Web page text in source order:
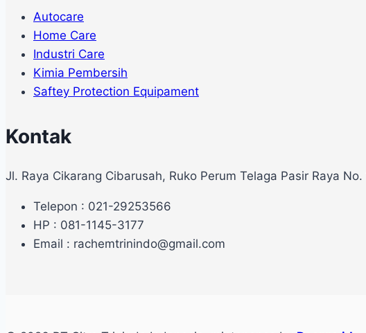
Autocare
Home Care
Industri Care
Kimia Pembersih
Saftey Protection Equipament
Kontak
Jl. Raya Cikarang Cibarusah, Ruko Perum Telaga Pasir Raya
Telepon : 021-29253566
HP : 081-1145-3177
Email : rachemtrinindo@gmail.com